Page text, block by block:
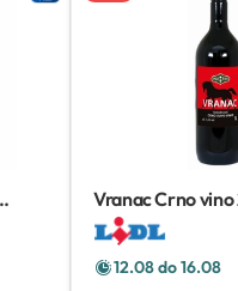
Vranac Crno vino
12.08 do 16.08